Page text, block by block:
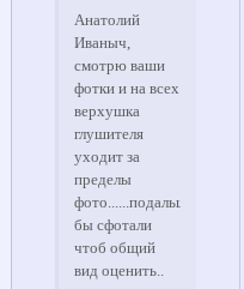
Анатолий
Иваныч,
смотрю ваши
фотки и на всех
верхушка
глушителя
уходит за
пределы
фото......подальше
бы сфотали
чтоб общий
вид оценить..